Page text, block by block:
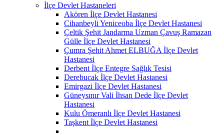
İlçe Devlet Hastaneleri
Akören İlçe Devlet Hastanesi
Cihanbeyli Yeniceoba İlçe Devlet Hastanesi
Çeltik Şehit Jandarma Uzman Çavuş Ramazan
Gülle İlçe Devlet Hastanesi
Çumra Şehit Ahmet ELBUĞA İlçe Devlet
Hastanesi
Derbent İlçe Entegre Sağlık Tesisi
Derebucak İlçe Devlet Hastanesi
Emirgazi İlçe Devlet Hastanesi
Güneysınır Vali İhsan Dede İlçe Devlet
Hastanesi
Kulu Ömeranlı İlçe Devlet Hastanesi
Taşkent İlçe Devlet Hastanesi